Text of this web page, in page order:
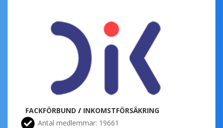
FACKFÖRBUND / INKOMSTFÖRSÄKRING
Antal medlemmar: 19661